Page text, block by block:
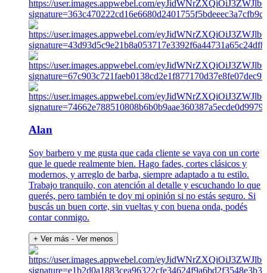
Alan
Soy barbero y me gusta que cada cliente se vaya con un corte
que le quede realmente bien. Hago fades, cortes clásicos y
modernos, y arreglo de barba, siempre adaptado a tu estilo.
Trabajo tranquilo, con atención al detalle y escuchando lo que
querés, pero también te doy mi opinión si no estás seguro. Si
buscás un buen corte, sin vueltas y con buena onda, podés
contar conmigo.
+ Ver más - Ver menos